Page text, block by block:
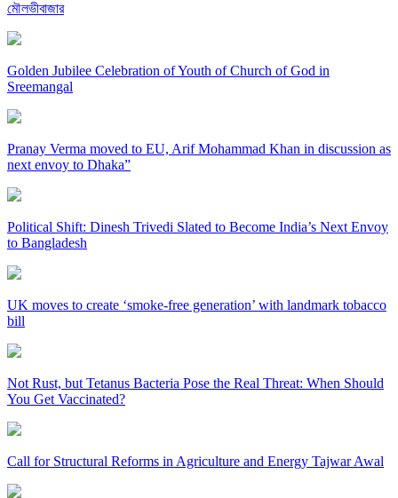
মৌলভীবাজার
Golden Jubilee Celebration of Youth of Church of God in
Sreemangal
Pranay Verma moved to EU, Arif Mohammad Khan in discussion as
next envoy to Dhaka”
Political Shift: Dinesh Trivedi Slated to Become India’s Next Envoy
to Bangladesh
UK moves to create ‘smoke-free generation’ with landmark tobacco
bill
Not Rust, but Tetanus Bacteria Pose the Real Threat: When Should
You Get Vaccinated?
Call for Structural Reforms in Agriculture and Energy Tajwar Awal